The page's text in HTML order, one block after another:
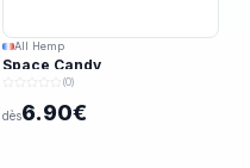
All Hemp
Space Candy
(0)
dès6.90€